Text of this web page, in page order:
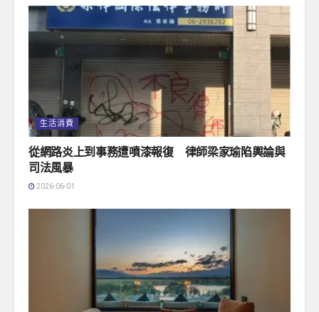
生活消費
從網路炎上到事務遭噴漆報復 律師梁家瑜陷輿論與
司法風暴
2026-06-01